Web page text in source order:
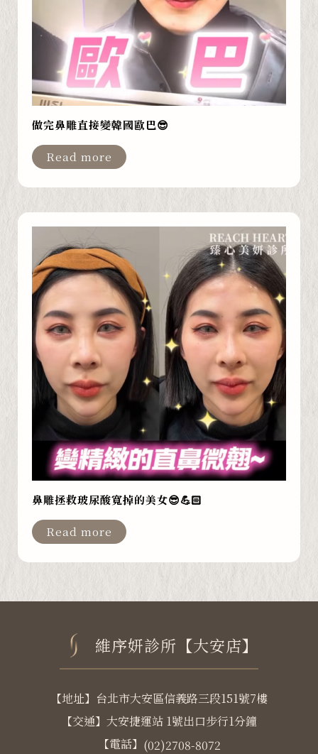
做完鼻雕直接變韓國歐巴😎
Read more
鼻雕拯救玻尿酸寬掉的美女😎💪🏻
Read more
維序妍診所【大安店】
【地址】台北市大安區信義路三段151號7樓
【交通】大安捷運站 1號出口步行1分鐘
【電話】 (02)2708-8072